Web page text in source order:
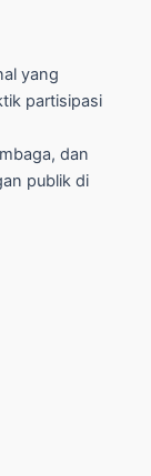
yang
partisipasi
dan
publik di